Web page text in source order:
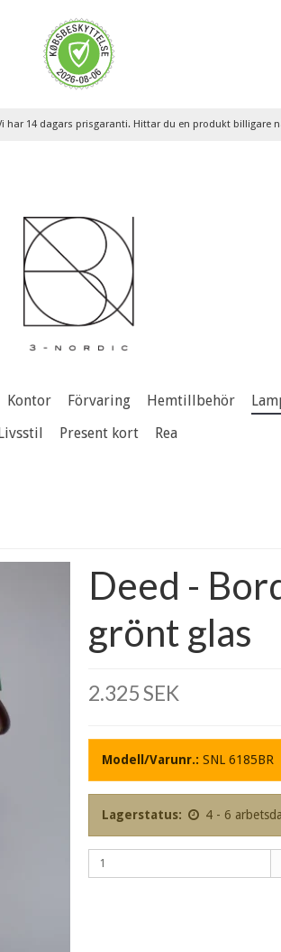
har 14 dagars prisgaranti. Hittar du en produkt billigare
Kontor Förvaring Hemtillbehör
Present kort Rea
Deed -
grönt glas
2.325 SEK
Modell/Varunr.: SNL 6185BR
Lagerstatus: 4 - 6